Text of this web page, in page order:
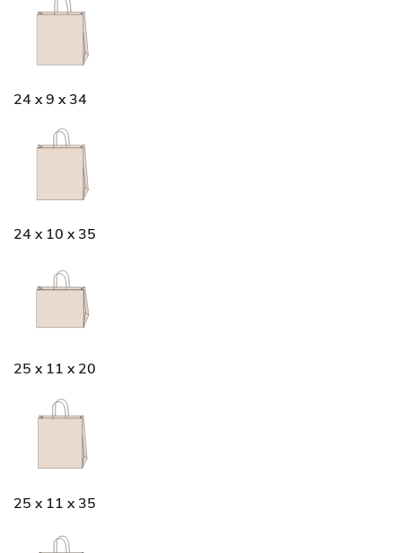
24 x 9 x 34
24 x 10 x 35
25 x 11 x 20
25 x 11 x 35